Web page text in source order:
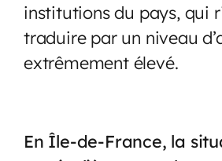
institutions du pays, qui
traduire par un niveau
extrêmement élevé.
En Île-de-France, la